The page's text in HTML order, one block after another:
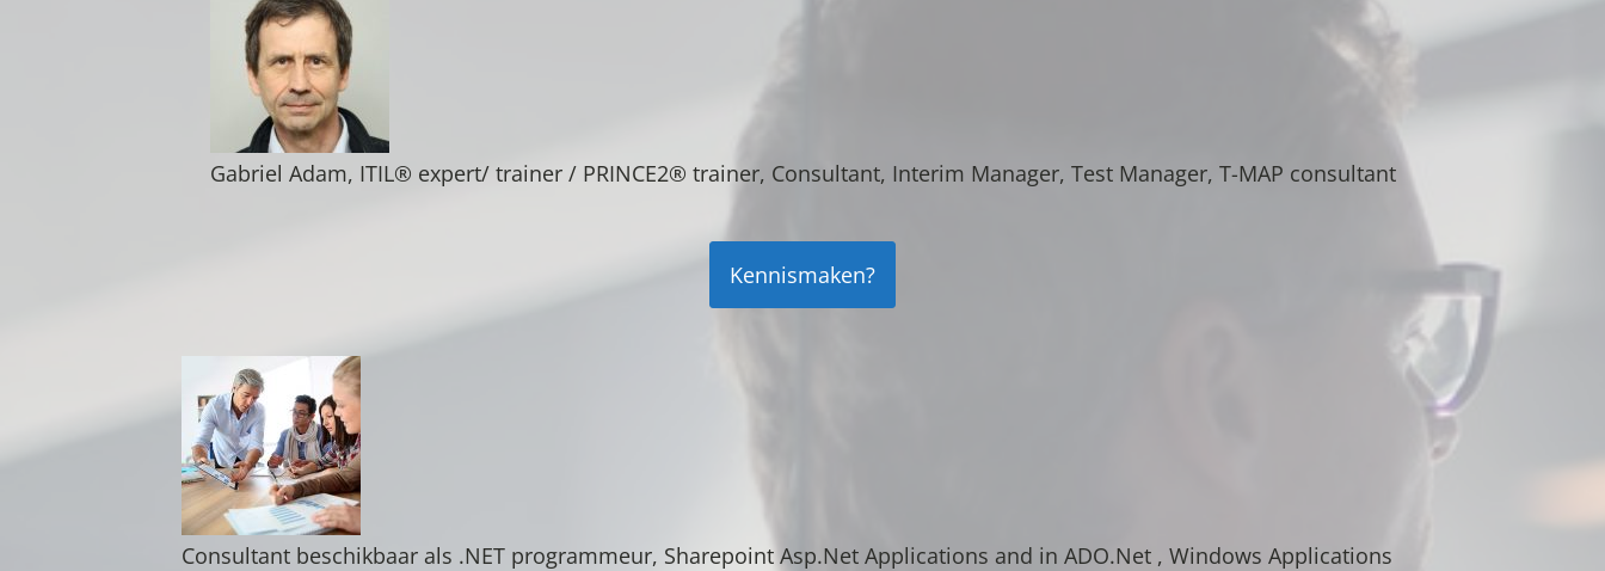
Gabriel Adam, ITIL® expert/ trainer / PRINCE2® trainer, Consultant, Interim Manager, Test Manager, T-MAP consultant
Kennismaken?
Consultant beschikbaar als .NET programmeur, Sharepoint Asp.Net Applications and in ADO.Net , Windows Applications